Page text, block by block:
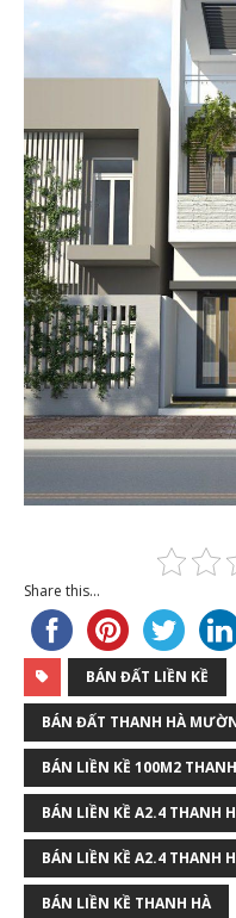
Share this...
BÁN ĐẤT LIỀN KỀ
BÁN ĐẤT THANH HÀ
BÁN LIỀN KỀ 100M2
BÁN LIỀN KỀ A2.4 THANH
BÁN LIỀN KỀ A2.4 THANH
BÁN LIỀN KỀ THANH HÀ